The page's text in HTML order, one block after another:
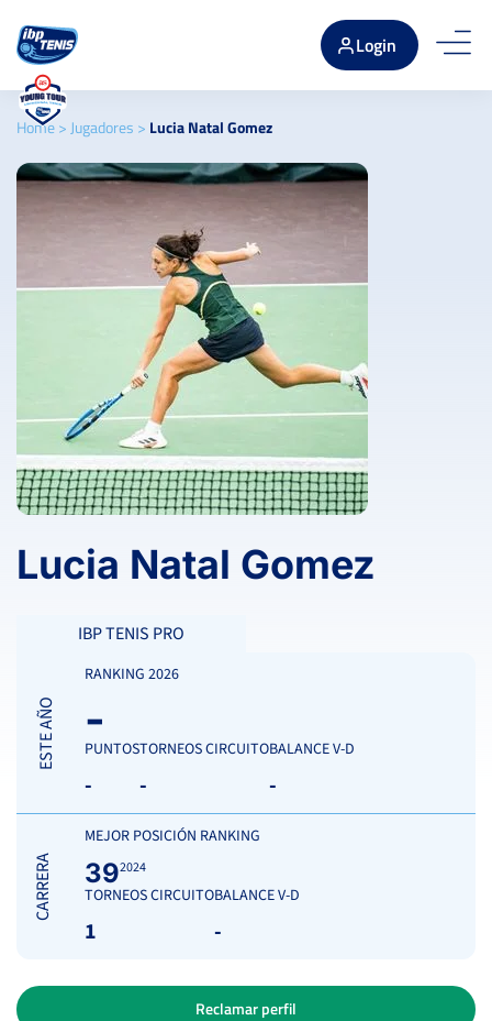
Login
Home> Jugadores > Lucia Natal Gomez
Lucia Natal Gomez
IBP TENIS PRO
ESTE AÑO
RANKING 2026
-
PUNTOS
-
TORNEOS CIRCUITO
-
BALANCE V-D
-
CARRERA
MEJOR POSICIÓN RANKING
392024
TORNEOS CIRCUITO
1
BALANCE V-D
-
Reclamar perfil